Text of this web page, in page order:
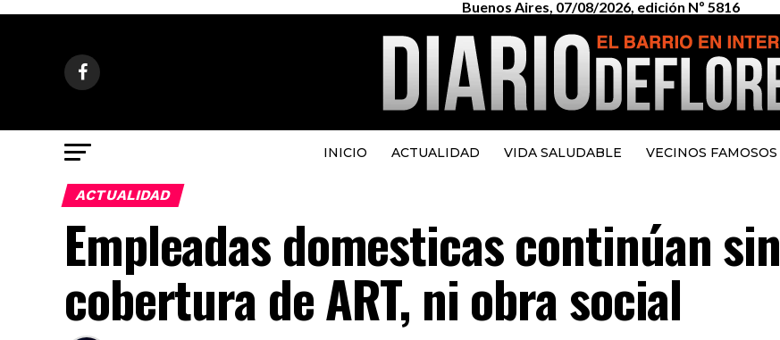
Buenos Aires, 07/08/2026, edición Nº 5816
INICIO ACTUALIDAD VIDA SALUDABLE VECINOS FAMOSOS
ACTUALIDAD
Empleadas domesticas continúan sin
cobertura de ART, ni obra social